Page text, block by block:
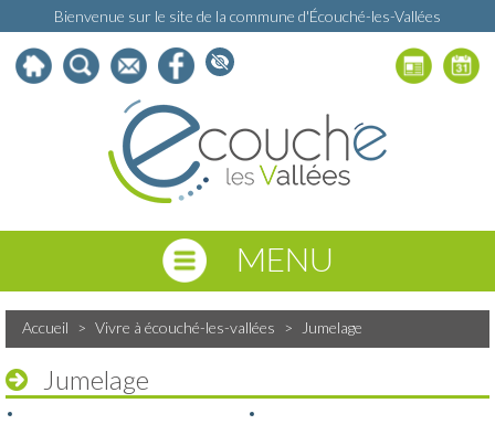
Bienvenue sur le site de la commune d'Écouché-les-Vallées
MENU
Accueil > Vivre à écouché-les-vallées > Jumelage
Jumelage